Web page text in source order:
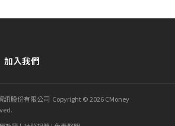
加入我們
訊股份有限公司 Copyright © 2026 CMoney